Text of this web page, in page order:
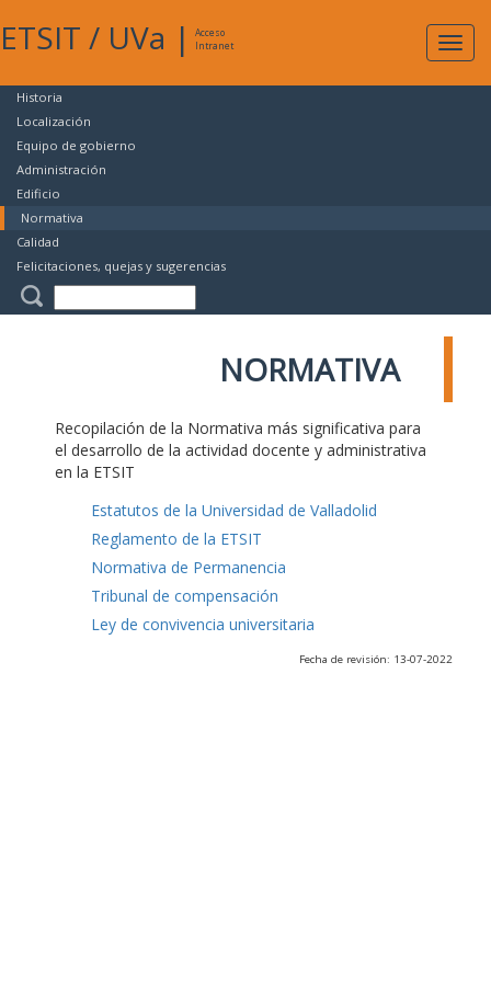
ETSIT / UVa |
Acceso
Intranet
Historia
Localización
Equipo de gobierno
Administración
Edificio
Normativa
Calidad
Felicitaciones, quejas y sugerencias
NORMATIVA
Recopilación de la Normativa más significativa para
el desarrollo de la actividad docente y administrativa
en la ETSIT
Estatutos de la Universidad de Valladolid
Reglamento de la ETSIT
Normativa de Permanencia
Tribunal de compensación
Ley de convivencia universitaria
Fecha de revisión: 13-07-2022